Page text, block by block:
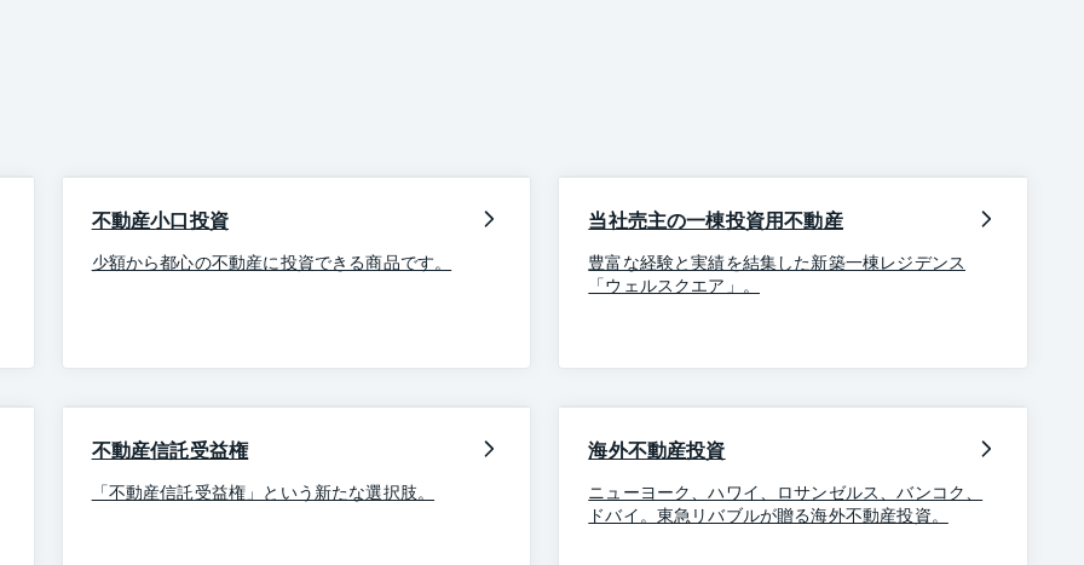
不動産小口投資
少額から都心の不動産に投資できる商品です。
当社売主の一棟投資用不動産
豊富な経験と実績を結集した新築一棟レジデンス
「ウェルスクエア」。
不動産信託受益権
「不動産信託受益権」という新たな選択肢。
海外不動産投資
ニューヨーク、ハワイ、ロサンゼルス、バンコク、
ドバイ。東急リバブルが贈る海外不動産投資。